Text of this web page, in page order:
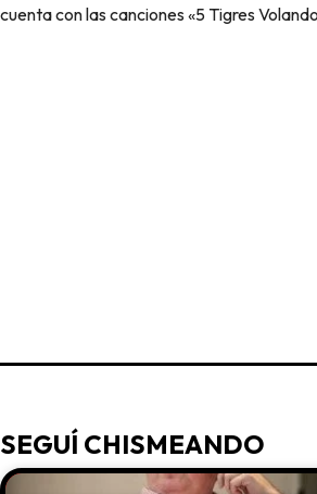
cuenta con las canciones «5 Tigres
SEGUÍ CHISMEANDO